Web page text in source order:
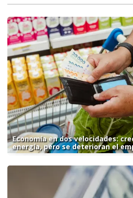
Economía en dos velocidades:
energía, pero se deterioran el